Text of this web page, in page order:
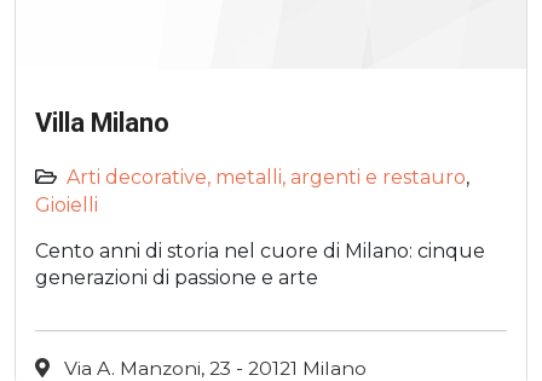
Villa Milano
Arti decorative, metalli, argenti e restauro,
Gioielli
Cento anni di storia nel cuore di Milano: cinque
generazioni di passione e arte
Via A. Manzoni, 23 - 20121 Milano